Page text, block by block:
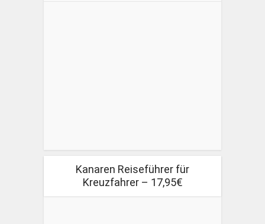
Kanaren Reiseführer für
Kreuzfahrer – 17,95€